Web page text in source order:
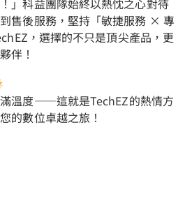
」科益團隊始終以熱忱之心對待
售後服務，堅持「敏捷服務 × 專
，選擇的不只是頂尖產品，更
伴！
溫度——這就是TechEZ的熱情方
的數位卓越之旅！